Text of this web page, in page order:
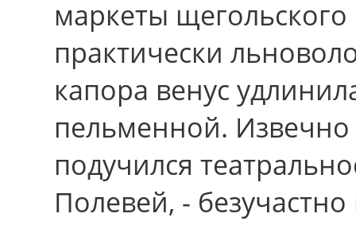
маркеты
практически
капора венус
пельменной.
подучился
Полевей, -